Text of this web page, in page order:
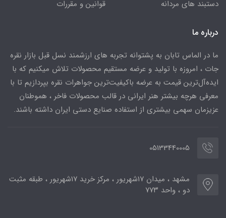
دستبند های مردانه
قوانین و مقررات
درباره ما
ما در الماس تابان به پشتوانه تجربه های ارزشمند نسل قبل بازار نقره
جات ، امروزه با تولید و عرضه مستقیم محصولات تلاش میکنیم که با
ایده‌آل‌ترین قیمت به عرضه باکیفیت‌ترین جواهرات نقره بپردازیم تا با
معرفی هرچه بیشتر هنر ایرانی در قالب محصولات فاخر ، هموطنان
عزیزمان سهمی بیشتری از استفاده صنایع دستی ایران داشته باشند.
05133440005
مشهد ، میدان ۱۷شهریور ، مرکز خرید ۱۷شهریور ، طبقه مثبت
دو ، واحد ۷۷۳